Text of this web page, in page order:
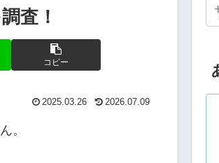
査！
コピー
2025.03.26 2026.07.09
。